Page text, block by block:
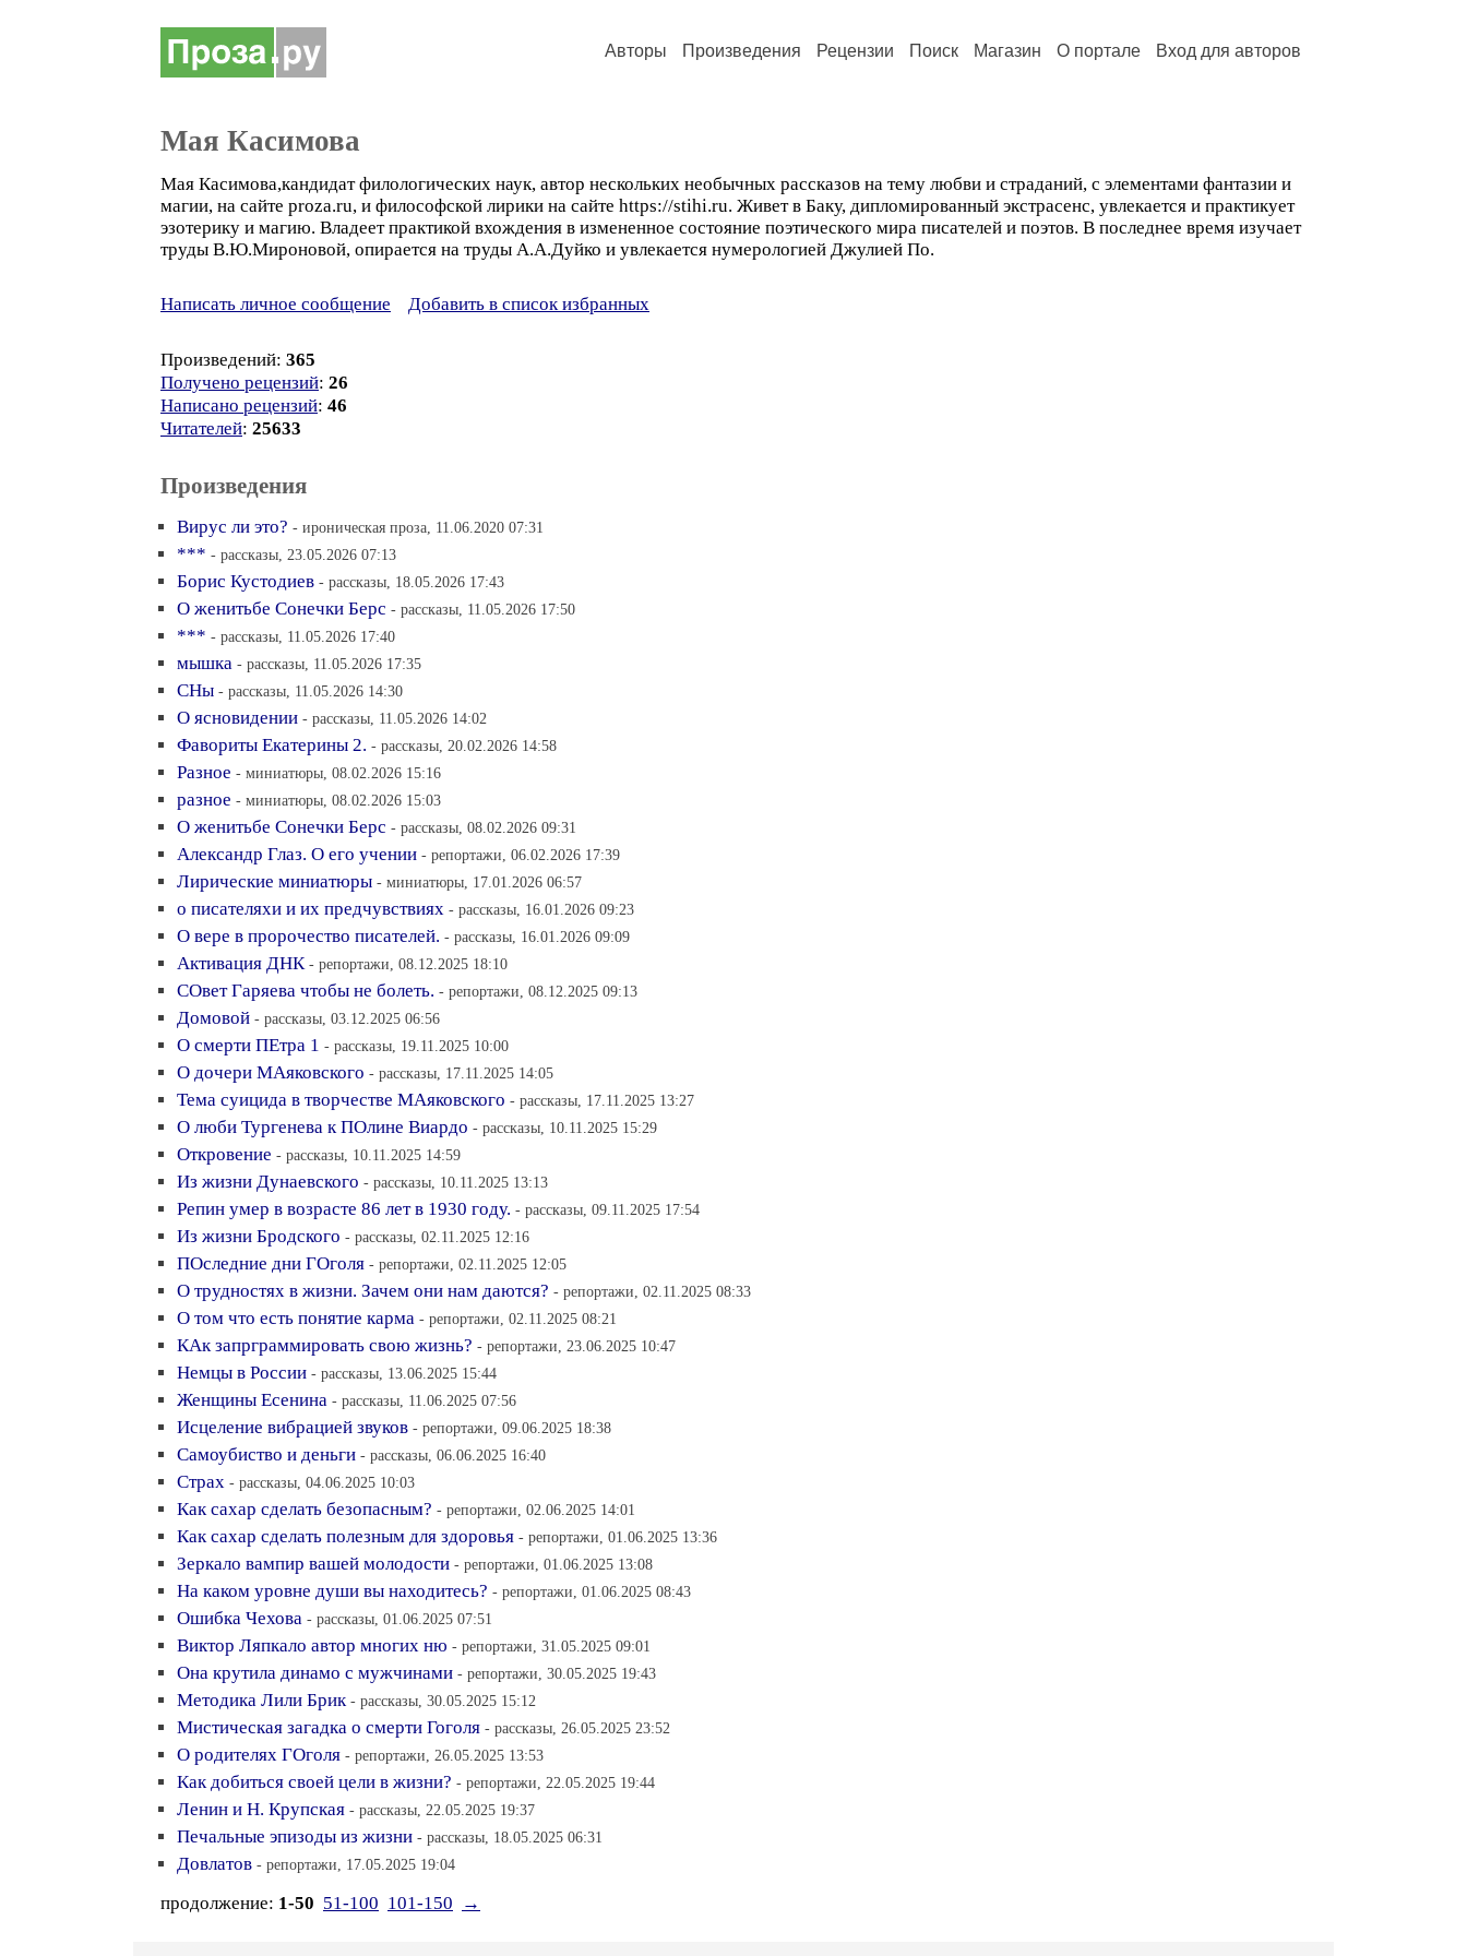
Авторы Произведения Рецензии Поиск Магазин О портале Вход для авторов
Мая Касимова
Мая Касимова,кандидат филологических наук, автор нескольких необычных рассказов на тему любви и страданий, с элементами фантазии и
магии, на сайте proza.ru, и философской лирики на сайте https://stihi.ru. Живет в Баку, дипломированный экстрасенс, увлекается и практикует
эзотерику и магию. Владеет практикой вхождения в измененное состояние поэтического мира писателей и поэтов. В последнее время изучает
труды В.Ю.Мироновой, опирается на труды А.А.Дуйко и увлекается нумерологией Джулией По.
Написать личное сообщение Добавить в список избранных
Произведений: 365
Получено рецензий: 26
Написано рецензий: 46
Читателей: 25633
Произведения
Вирус ли это? - ироническая проза, 11.06.2020 07:31
*** - рассказы, 23.05.2026 07:13
Борис Кустодиев - рассказы, 18.05.2026 17:43
О женитьбе Сонечки Берс - рассказы, 11.05.2026 17:50
*** - рассказы, 11.05.2026 17:40
мышка - рассказы, 11.05.2026 17:35
СНы - рассказы, 11.05.2026 14:30
О ясновидении - рассказы, 11.05.2026 14:02
Фавориты Екатерины 2. - рассказы, 20.02.2026 14:58
Разное - миниатюры, 08.02.2026 15:16
разное - миниатюры, 08.02.2026 15:03
О женитьбе Сонечки Берс - рассказы, 08.02.2026 09:31
Александр Глаз. О его учении - репортажи, 06.02.2026 17:39
Лирические миниатюры - миниатюры, 17.01.2026 06:57
о писателяхи и их предчувствиях - рассказы, 16.01.2026 09:23
О вере в пророчество писателей. - рассказы, 16.01.2026 09:09
Активация ДНК - репортажи, 08.12.2025 18:10
СОвет Гаряева чтобы не болеть. - репортажи, 08.12.2025 09:13
Домовой - рассказы, 03.12.2025 06:56
О смерти ПЕтра 1 - рассказы, 19.11.2025 10:00
О дочери МАяковского - рассказы, 17.11.2025 14:05
Тема суицида в творчестве МАяковского - рассказы, 17.11.2025 13:27
О люби Тургенева к ПОлине Виардо - рассказы, 10.11.2025 15:29
Откровение - рассказы, 10.11.2025 14:59
Из жизни Дунаевского - рассказы, 10.11.2025 13:13
Репин умер в возрасте 86 лет в 1930 году. - рассказы, 09.11.2025 17:54
Из жизни Бродского - рассказы, 02.11.2025 12:16
ПОследние дни ГОголя - репортажи, 02.11.2025 12:05
О трудностях в жизни. Зачем они нам даются? - репортажи, 02.11.2025 08:33
О том что есть понятие карма - репортажи, 02.11.2025 08:21
КАк запрграммировать свою жизнь? - репортажи, 23.06.2025 10:47
Немцы в России - рассказы, 13.06.2025 15:44
Женщины Есенина - рассказы, 11.06.2025 07:56
Исцеление вибрацией звуков - репортажи, 09.06.2025 18:38
Самоубиство и деньги - рассказы, 06.06.2025 16:40
Страх - рассказы, 04.06.2025 10:03
Как сахар сделать безопасным? - репортажи, 02.06.2025 14:01
Как сахар сделать полезным для здоровья - репортажи, 01.06.2025 13:36
Зеркало вампир вашей молодости - репортажи, 01.06.2025 13:08
На каком уровне души вы находитесь? - репортажи, 01.06.2025 08:43
Ошибка Чехова - рассказы, 01.06.2025 07:51
Виктор Ляпкало автор многих ню - репортажи, 31.05.2025 09:01
Она крутила динамо с мужчинами - репортажи, 30.05.2025 19:43
Методика Лили Брик - рассказы, 30.05.2025 15:12
Мистическая загадка о смерти Гоголя - рассказы, 26.05.2025 23:52
О родителях ГОголя - репортажи, 26.05.2025 13:53
Как добиться своей цели в жизни? - репортажи, 22.05.2025 19:44
Ленин и Н. Крупская - рассказы, 22.05.2025 19:37
Печальные эпизоды из жизни - рассказы, 18.05.2025 06:31
Довлатов - репортажи, 17.05.2025 19:04
продолжение: 1-50 51-100 101-150 →